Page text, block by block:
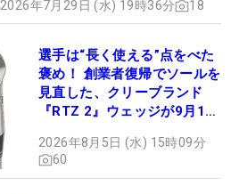
2026年7月29日 (水) 19時36分 18
選手は“長く使える”点をべた
褒め！ 創業者復帰でソールを
見直した、クリーブランド
『RTZ 2』ウェッジが9月12
2026年8月5日 (水) 15時09分
60